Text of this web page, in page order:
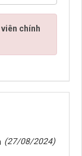
chính
(27/08/2024)